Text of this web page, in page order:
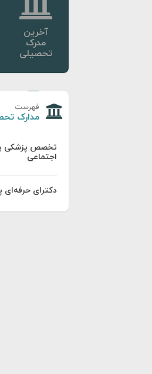
آخرین
مدرک
تحصیلی
فهرست
مدارک
تخصص پزشکی
اجتماعی
دکترای حرفه‌ای